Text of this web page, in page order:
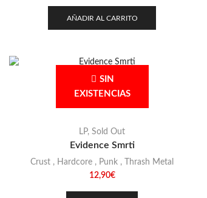
AÑADIR AL CARRITO
SIN
EXISTENCIAS
LP, Sold Out
Evidence Smrti
Crust , Hardcore , Punk ,
Thrash Metal
12,90€